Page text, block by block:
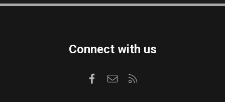
S
Connect with us
FacebookKontaktirajte nas